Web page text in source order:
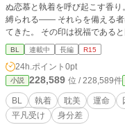
ぬ恋慕と執着を呼び起こす香
縛られる―― それらを備える者
てきた。 その印は祝福であると同時に、呪いでもあった。 欲望を煽り、愛と狂
気を同時に引き寄せるがゆえに
負う。 延喜四年、卯月。 辺境の村・琢県で続く二日二晩の難産。 産屋を満た
す、かすかで甘美な馨りは、
げる兆しだった。 彼は王として生まれたのではない。 ただ、抱かれ、求めら
れ、守られ、縛られる存在と
命を、最初から背負っていた。 これは、 覇を唱える英雄たちの物語ではない。
英雄たちに愛され、欲され、囚
BL 連載中 長編 R15
24h.ポイント 0pt
小説 228,589 位 / 228,589件
BL 執着 耽美 運命
平凡受け
身分差